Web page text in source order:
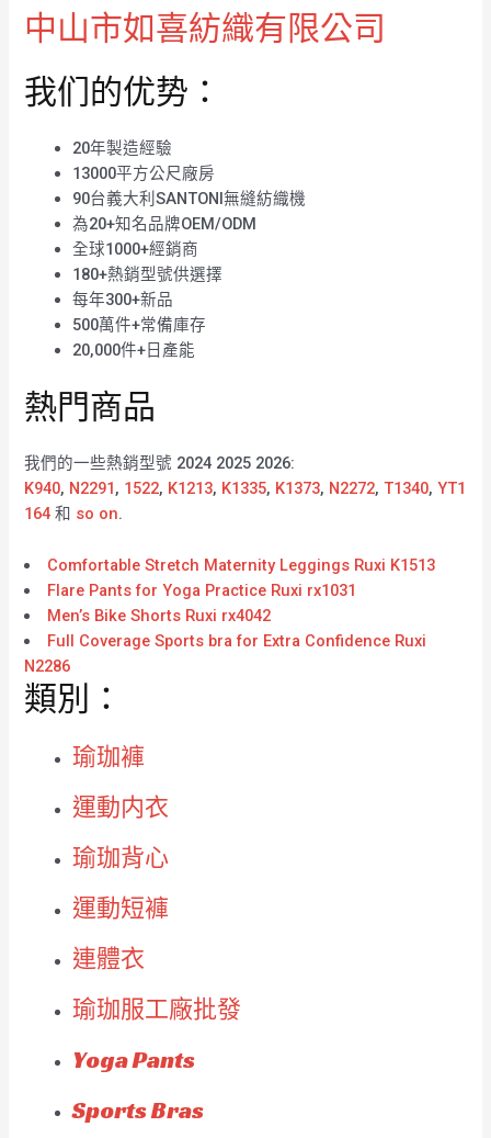
中山市如喜紡織有限公司
我们的优势：
20年製造經驗
13000平方公尺廠房
90台義大利SANTONI無縫紡織機
為20+知名品牌OEM/ODM
全球1000+經銷商
180+熱銷型號供選擇
每年300+新品
500萬件+常備庫存
20,000件+日產能
熱門商品
我們的一些熱銷型號 2024 2025 2026:
K940, N2291, 1522, K1213, K1335, K1373, N2272,T1340,YT1
164 和 so on.
Comfortable Stretch Maternity Leggings Ruxi K1513
Flare Pants for Yoga Practice Ruxi rx1031
Men’s Bike Shorts Ruxi rx4042
Full Coverage Sports bra for Extra Confidence Ruxi
N2286
類別：
瑜珈褲
運動内衣
瑜珈背心
運動短褲
連體衣
瑜珈服工廠批發
Yoga Pants
Sports Bras